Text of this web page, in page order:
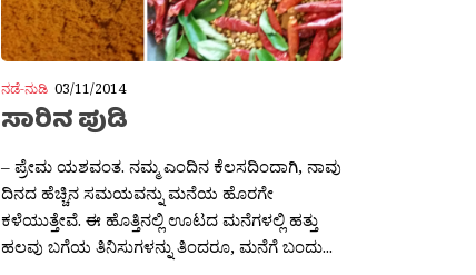
ನಡೆ-ನುಡಿ 03/11/2014
ಸಾರಿನ ಪುಡಿ
– ಪ್ರೇಮ ಯಶವಂತ. ನಮ್ಮ ಎಂದಿನ ಕೆಲಸದಿಂದಾಗಿ, ನಾವು
ದಿನದ ಹೆಚ್ಚಿನ ಸಮಯವನ್ನು ಮನೆಯ ಹೊರಗೇ
ಕಳೆಯುತ್ತೇವೆ. ಈ ಹೊತ್ತಿನಲ್ಲಿ ಊಟದ ಮನೆಗಳಲ್ಲಿ ಹತ್ತು
ಹಲವು ಬಗೆಯ ತಿನಿಸುಗಳನ್ನು ತಿಂದರೂ, ಮನೆಗೆ ಬಂದು...